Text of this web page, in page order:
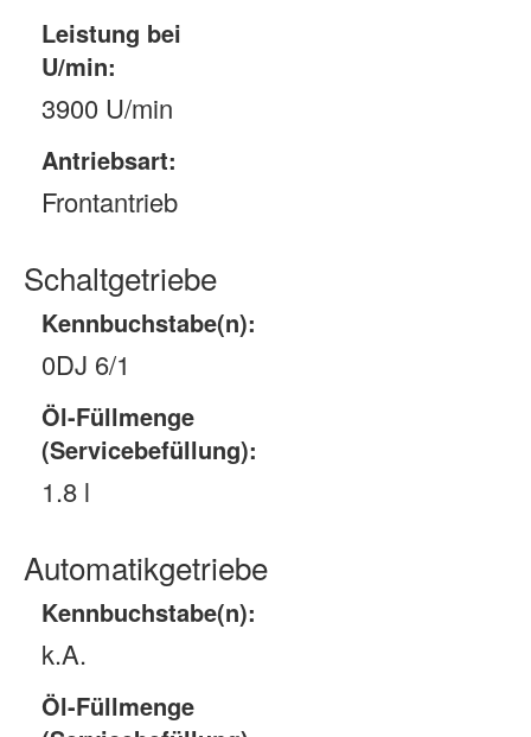
Leistung bei
U/min:
3900 U/min
Antriebsart:
Frontantrieb
Schaltgetriebe
Kennbuchstabe(n):
0DJ 6/1
Öl-Füllmenge
(Servicebefüllung):
1.8 l
Automatikgetriebe
Kennbuchstabe(n):
k.A.
Öl-Füllmenge